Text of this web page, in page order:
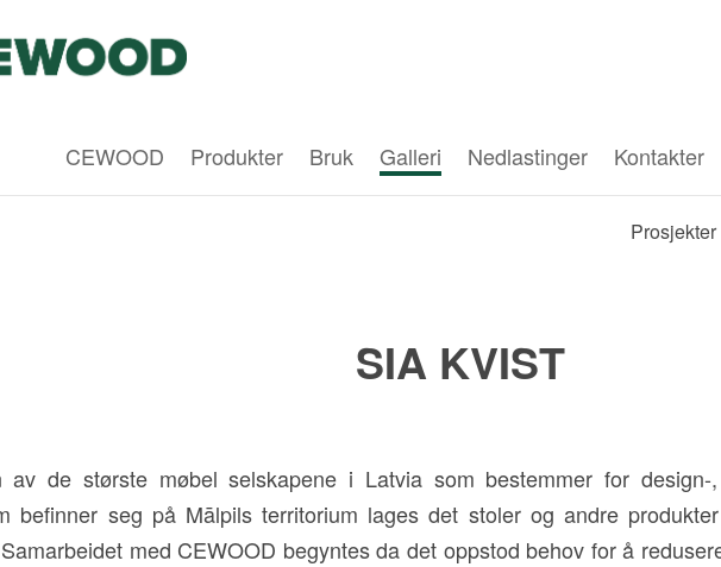
CEWOOD Produkter Bruk Galleri Nedlastinger Kontakter
Prosjekter
SIA KVIST
de største møbel selskapene i Latvia som bestemmer for design-,
befinner seg på Mālpils territorium lages det stoler og andre
med CEWOOD begyntes da det oppstod behov for å